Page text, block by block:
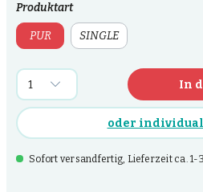
Produktart
PUR SINGLE
In
oder
Sofort versandfertig, Lieferzeit ca. 1-